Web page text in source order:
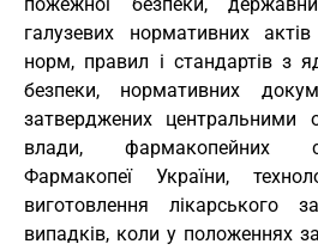
галузевих нормативних
норм, правил і стандартів з
безпеки, нормативних
затверджених центральними
влади, фармакопейних
Фармакопеї України,
виготовлення лікарського
випадків, коли у положеннях